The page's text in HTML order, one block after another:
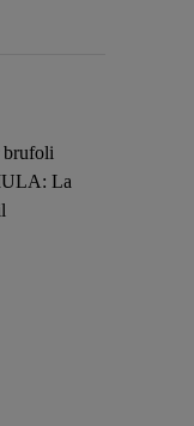
brufoli
La